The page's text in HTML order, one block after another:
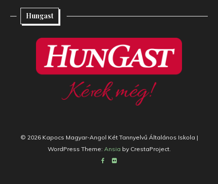
Hungast
© 2026 Kapocs Magyar-Angol Két Tannyelvű Általános Iskola |
WordPress Theme: Ansia by CrestaProject.
Facebook
Flickr